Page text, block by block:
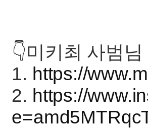
👇미키최 사범
1. https://
2. https://